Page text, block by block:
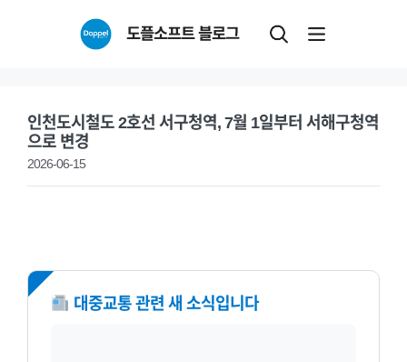
도플소프트 블로그
인천도시철도 2호선 서구청역, 7월 1일부터 서해구청역
으로 변경
2026-06-15
NEW 대중교통 관련 새 소식입니다